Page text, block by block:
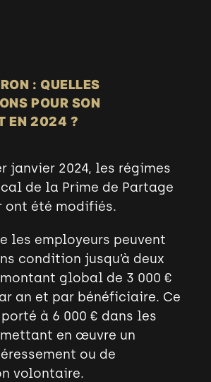
: QUELLES
POUR SON
EN 2024 ?
janvier 2024, les régimes
de la Prime de Partage
ont été modifiés.
les employeurs peuvent
condition jusqu’à deux
montant global de 3 000 €
an et par bénéficiaire. Ce
à 6 000 € dans les
en œuvre un
ou de
volontaire.